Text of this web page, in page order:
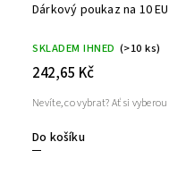
Dárkový poukaz na 10
SKLADEM IHNED (>10 ks)
242,65 Kč
Do košíku
Nevíte, co vybrat? Ať si